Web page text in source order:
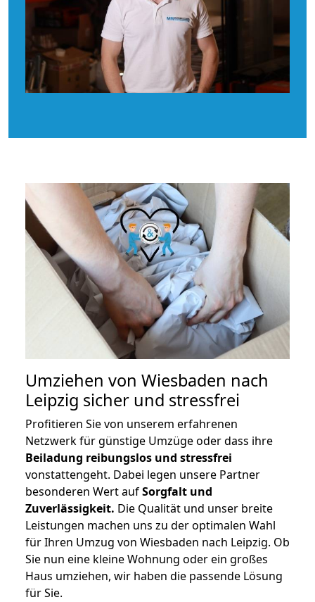
Umziehen von Wiesbaden nach
Leipzig sicher und stressfrei
Profitieren Sie von unserem erfahrenen
Netzwerk für günstige Umzüge oder dass ihre
Beiladung reibungslos und stressfrei
vonstattengeht. Dabei legen unsere Partner
besonderen Wert aufSorgfalt und
Zuverlässigkeit. Die Qualität und unser breite
Leistungen machen uns zu der optimalen Wahl
für Ihren Umzug von Wiesbaden nach Leipzig. Ob
Sie nun eine kleine Wohnung oder ein großes
Haus umziehen, wir haben die passende Lösung
für Sie.